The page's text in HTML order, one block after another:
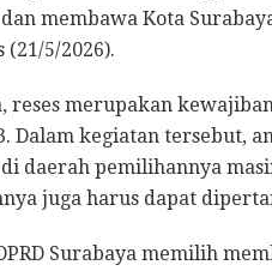
membawa Kota
(21/5/2026).
reses merupakan
Dalam kegiatan tersebut,
daerah pemilihannya
juga harus dapat
Surabaya memilih